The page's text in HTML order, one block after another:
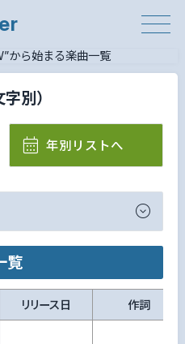
から始まる楽曲一覧
別）
年別リストへ
覧
リリース日 作詞